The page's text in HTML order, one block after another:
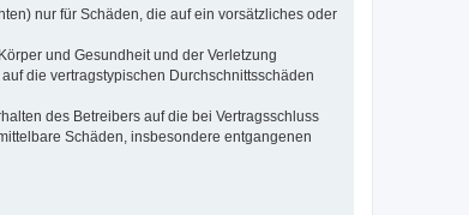
nur für Schäden, die auf ein vorsätzliches oder
und Gesundheit und der Verletzung
die vertragstypischen Durchschnittsschäden
des Betreibers auf die bei Vertragsschluss
Schäden, insbesondere entgangenen